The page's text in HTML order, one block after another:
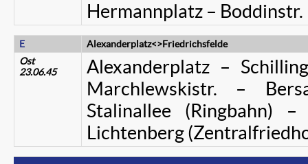
Hermannplatz – Boddinstr.
E
Alexanderplatz<>Friedrichsfelde
Ost
23.06.45
Alexanderplatz –
Marchlewskistr. –
Stalinallee (Ringbahn)
Lichtenberg